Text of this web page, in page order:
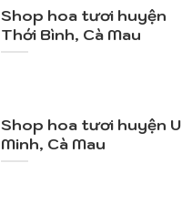
Shop hoa tươi huyện
Thới Bình, Cà Mau
Shop hoa tươi huyện U
Minh, Cà Mau